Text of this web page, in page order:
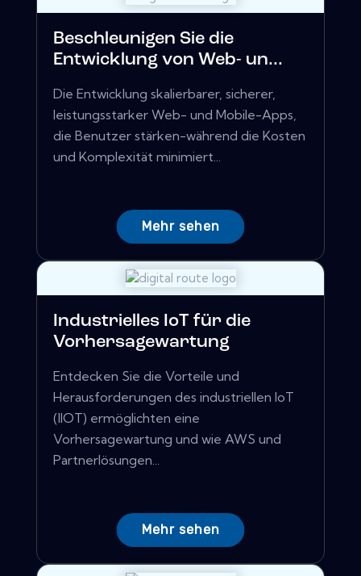
Beschleunigen Sie die
Entwicklung von Web- un...
Die Entwicklung skalierbarer, sicherer,
leistungsstarker Web- und Mobile-Apps,
die Benutzer stärken-während die Kosten
und Komplexität minimiert...
Mehr sehen
Industrielles IoT für die
Vorhersagewartung
Entdecken Sie die Vorteile und
Herausforderungen des industriellen IoT
(IIOT) ermöglichten eine
Vorhersagewartung und wie AWS und
Partnerlösungen...
Mehr sehen